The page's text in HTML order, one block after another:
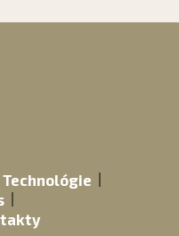
Technológie